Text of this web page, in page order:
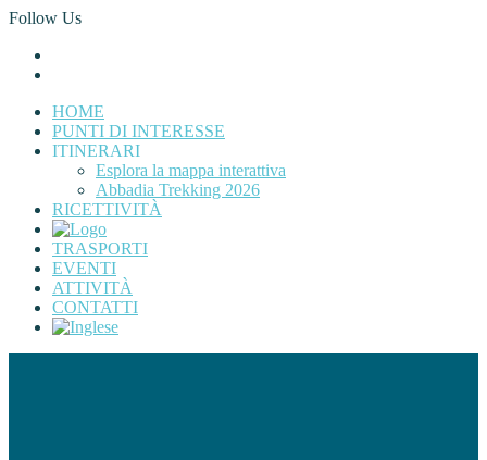
Follow Us
HOME
PUNTI DI INTERESSE
ITINERARI
Esplora la mappa interattiva
Abbadia Trekking 2026
RICETTIVITÀ
TRASPORTI
EVENTI
ATTIVITÀ
CONTATTI